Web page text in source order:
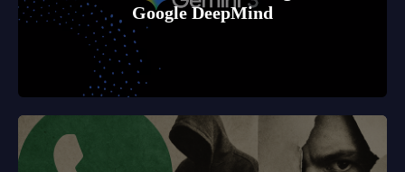
Google DeepMind